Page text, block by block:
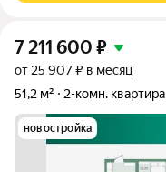
7 211 600 ₽
от 25 907 ₽ в месяц
51,2 м²
2-комн. квартира
новостройка